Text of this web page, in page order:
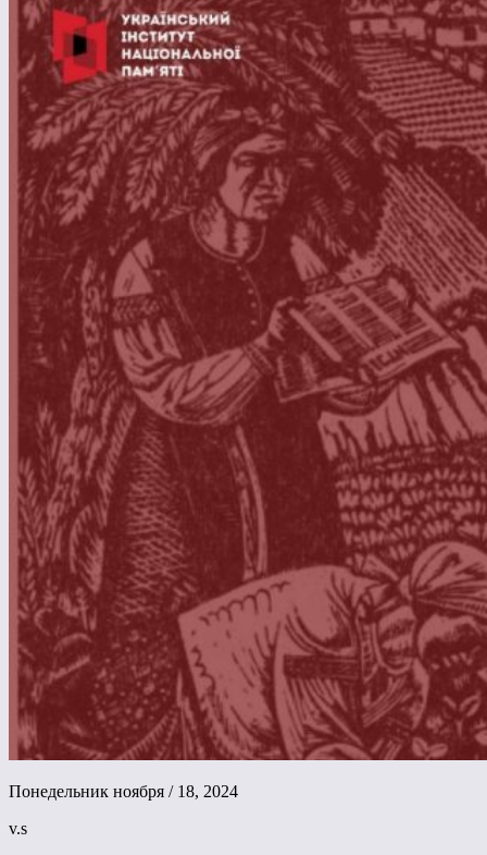
Понедельник ноября / 18, 2024
v.s